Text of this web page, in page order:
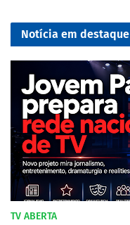
Notícia em destaque
TV ABERTA